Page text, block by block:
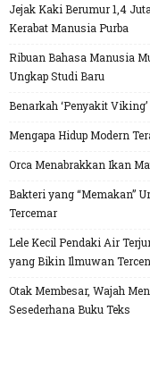
Jejak Kaki Berumur 1,4
Kerabat Manusia Purba
Ribuan Bahasa Manusia
Ungkap Studi Baru
Benarkah ‘Penyakit
Mengapa Hidup Modern
Orca Menabrakkan Ikan
Bakteri yang “Memakan”
Tercemar
Lele Kecil Pendaki Air
yang Bikin Ilmuwan
Otak Membesar, Wajah
Sesederhana Buku Teks